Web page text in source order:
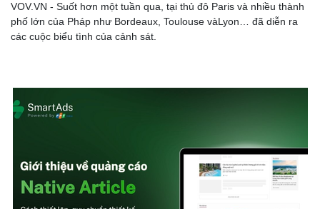
VOV.VN - Suốt hơn một tuần qua, tại thủ đô Paris và nhiều thành
phố lớn của Pháp như Bordeaux, Toulouse vàLyon… đã diễn ra
các cuộc biểu tình của cảnh sát.